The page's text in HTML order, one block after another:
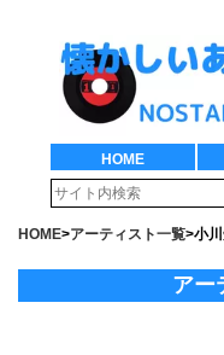
HOME
HOME>アーティスト一覧>小
アー